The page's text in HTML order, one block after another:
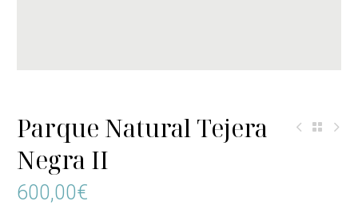
Parque Natural Tejera
Negra II
600,00€